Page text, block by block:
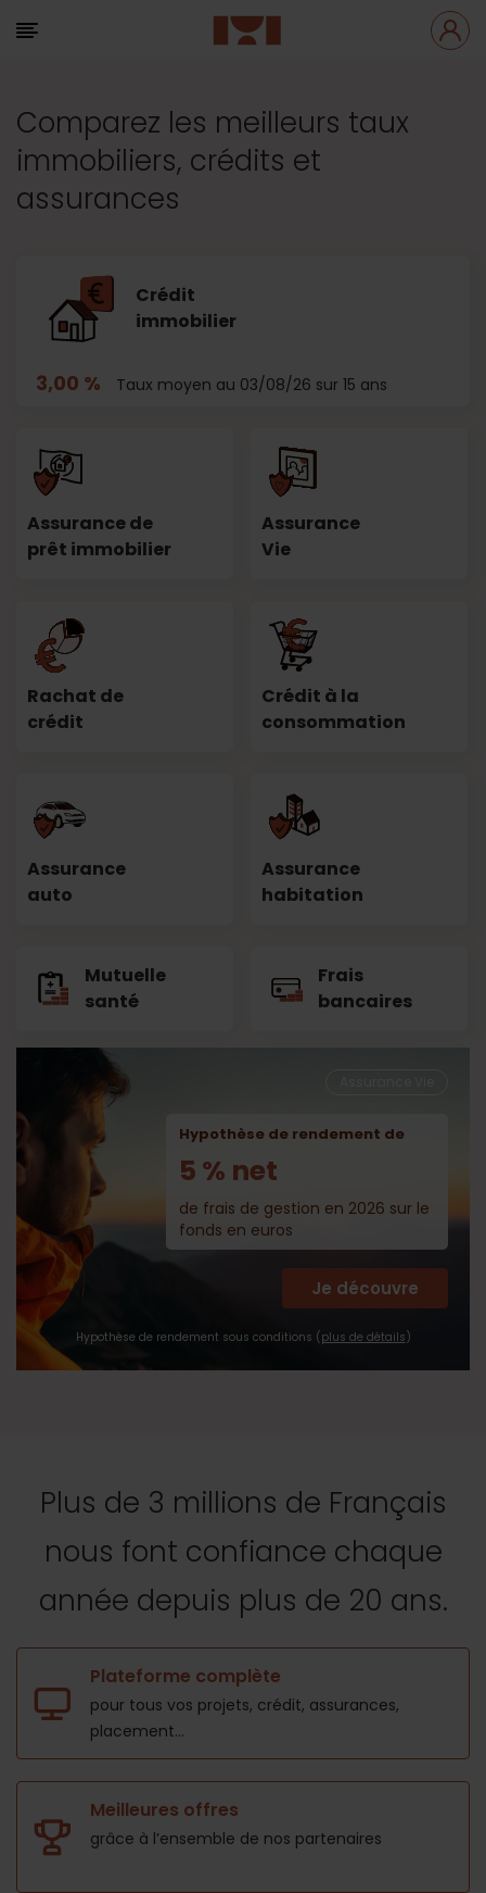
Comparez les meilleurs taux
immobiliers, crédits et
assurances
Crédit
immobilier
3,00 % Taux moyen au 03/08/26 sur 15 ans
Assurance de
prêt immobilier
Assurance
Vie
Rachat de
crédit
Crédit à la
consommation
Assurance
auto
Assurance
habitation
Mutuelle
santé
Frais
bancaires
Hypothèse de rendement de
5 % net
de frais de gestion en 2026 sur le
fonds en euros
Hypothèse de rendement sous conditions ( plus de détails )
Je découvre
Plus de 3 millions de Français
nous font confiance chaque
année depuis plus de 20 ans.
Plateforme complète
pour tous vos projets, crédit, assurances,
placement...
Meilleures offres
grâce à l’ensemble de nos partenaires